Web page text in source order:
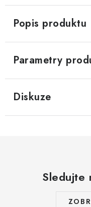
SUŠENÉ OVOCE /
LYOFILIZOVANÉ
LYOFILIZOVANÉ
OŘECHY PRAŽENÉ,
PISTÁCIE PRAŽENÉ
Popis produktu
Parametry
Diskuze
Sledujte